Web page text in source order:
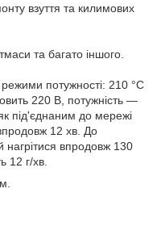
взуття та килимових
та багато іншого.
потужності: 210 °C
220 В, потужність —
під'єднаним до мережі
12 хв. До
нагрітися впродовж 130
12 г/хв.